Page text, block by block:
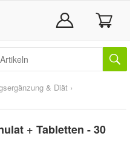
& Diät ›
+ Tabletten - 30